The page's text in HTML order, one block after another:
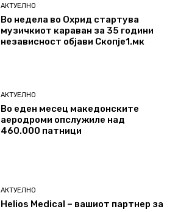
АКТУЕЛНО
Во недела во Охрид стартува
музичкиот караван за 35 години
независност објави Скопје1.мк
АКТУЕЛНО
Во еден месец македонските
аеродроми опслужиле над
460.000 патници
АКТУЕЛНО
Helios Medical – вашиот партнер за